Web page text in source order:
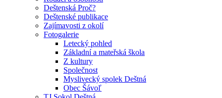
Deštenská Proč?
Deštenské publikace
Zajímavosti z okolí
Fotogalerie
Letecký pohled
Základní a mateřská škola
Z kultury
Společnost
Myslivecký spolek Deštná
Obec Šávoľ